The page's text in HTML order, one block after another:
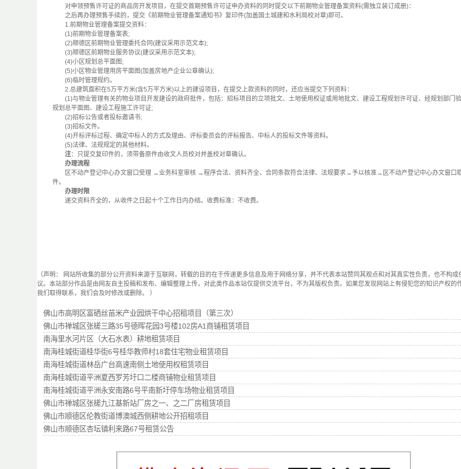
对申领预售许可证的商品房开发项目，在提交首期预售许可证申办资料的同时提交以下前期物业管理备案资料(需独立装订成册)：
之后再办理预售手续的，提交《前期物业管理备案通知书》复印件(加盖国土城建和水利局校对章)即可。
1.前期物业管理备案提交资料：
(1)前期物业管理备案表;
(2)顺德区前期物业管理委托合同(建议采用示范文本);
(3)顺德区前期物业服务协议(建议采用示范文本);
(4)小区规划总平面图;
(5)小区物业管理用房平面图(加盖房地产企业公章确认);
(6)临时管理规约。
2.总建筑面积在5万平方米(含5万平方米)以上的建设项目，在提交上款资料的同时，还应当提交下列资料：
(1)与物业管理有关的物业项目开发建设的政府批件，包括：招标项目的立项批文、土地使用权证或用地批文、建设工程规划许可证、经规划部门
规划总平面图、建设工程施工许可证;
(2)招标公告或者投标邀请书;
(3)招标文件。
(4)开标评标过程、确定中标人的方式及理由、评标委员会的评标报告、中标人的投标文件等资料。
(5)法律、法规规定的其他材料。
注：只提交复印件的，须带备原件由收文人员校对并盖校对章确认。
办理流程
区不动产登记中心办文窗口受理 →业务科室审核 →程序合法、资料齐全、合同条款符合法律、法规要求→予以核准→区不动产登记中心办文窗口
件。
办理时限
递交资料齐全的，从收件之日起十个工作日内办结。收费标准：不收费。
（声明： 网站所收集的部分公开资料来源于互联网，转载的目的在于传递更多信息及用于网络分享，并不代表本站赞同其观点和对其真实性负责，也不构成
议。本站部分作品是由网友自主投稿和发布、编辑整理上传，对此类作品本站仅提供交流平台，不为其版权负责。如果您发现网站上有侵犯您的知识产权的
我们取得联系，我们会及时修改或删除。 ）
佛山市高明区富硒丝苗米产业园烘干中心招租项目（第三次）
佛山市禅城区张槎三路35号德晖花园3号楼102房A1商铺租赁项目
南海里水河片区（大石水表）耕地租赁项目
南海桂城街道桂华街6号桂华教师村18套住宅物业租赁项目
南海桂城街道林岳广台高速南侧土地使用权租赁项目
南海桂城街道平洲夏西罗芳圩口二楼商铺物业租赁项目
南海桂城街道平洲永安南路6号平南新圩停车场物业租赁项目
佛山市禅城区张槎九江基新站厂房之一、之二厂房租赁项目
佛山市顺德区伦教街道博澳城西侧耕地公开招租项目
佛山市顺德区杏坛镇利来路67号租赁公告